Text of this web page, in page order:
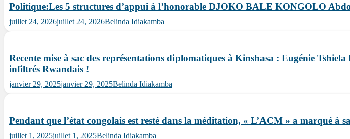
Politique:Les 5 structures d’appui à l’honorable DJOKO BALE KONGOLO
juillet 24, 2026juillet 24, 2026Belinda Idiakamba
Recente mise à sac des représentations diplomatiques à Kinshasa : Eugénie
infiltrés Rwandais !
janvier 29, 2025janvier 29, 2025Belinda Idiakamba
Pendant que l’état congolais est resté dans la méditation, « L’ACM » a marqué à
juillet 1, 2025juillet 1, 2025Belinda Idiakamba